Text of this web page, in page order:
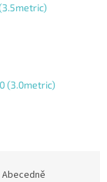
(3.0metric)
Abecedně